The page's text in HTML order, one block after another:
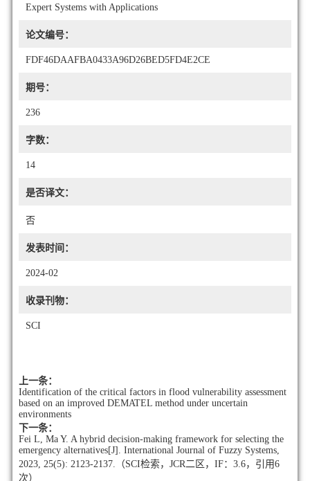
Expert Systems with Applications
论文编号：
FDF46DAAFBA0433A96D26BED5FD4E2CE
期号：
236
字数：
14
是否译文：
否
发表时间：
2024-02
收录刊物：
SCI
上一条：
Identification of the critical factors in flood vulnerability assessment
based on an improved DEMATEL method under uncertain
environments
下一条：
Fei L, Ma Y. A hybrid decision-making framework for selecting the
emergency alternatives[J]. International Journal of Fuzzy Systems,
2023, 25(5): 2123-2137.（SCI检索，JCR二区，IF：3.6，引用6
次）